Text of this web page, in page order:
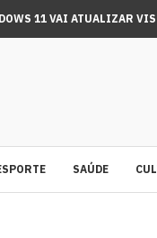
11 VAI ATUALIZAR
SAÚDE